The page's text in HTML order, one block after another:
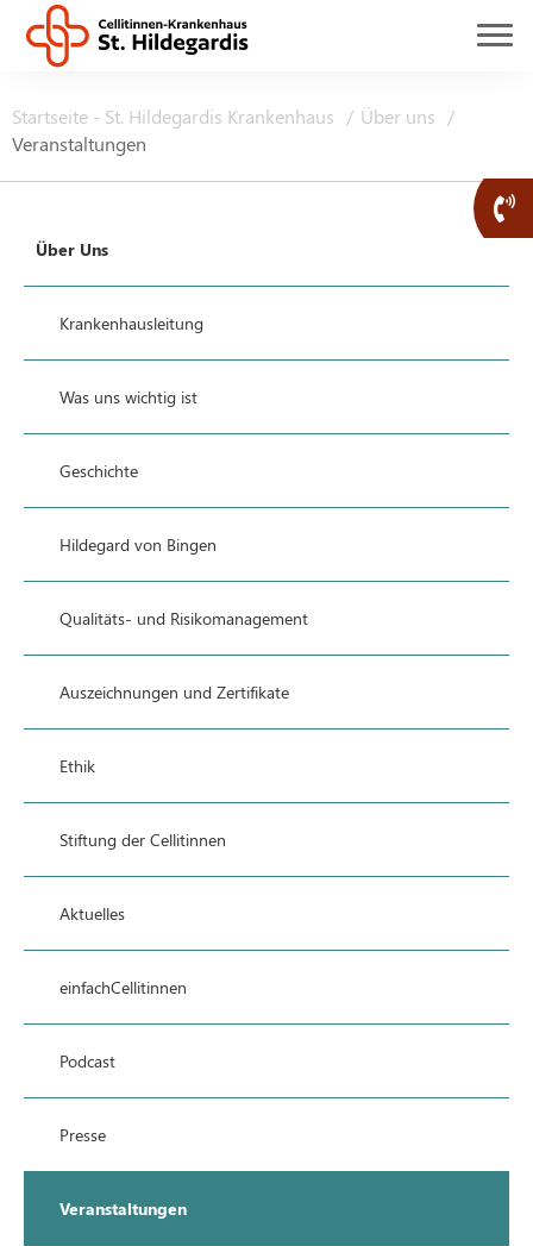
Startseite - St. Hildegardis Krankenhaus
Über uns
Veranstaltungen
Über Uns
Krankenhausleitung
Was uns wichtig ist
Geschichte
Hildegard von Bingen
Qualitäts- und Risikomanagement
Auszeichnungen und Zertifikate
Ethik
Stiftung der Cellitinnen
Aktuelles
einfachCellitinnen
Podcast
Presse
Veranstaltungen